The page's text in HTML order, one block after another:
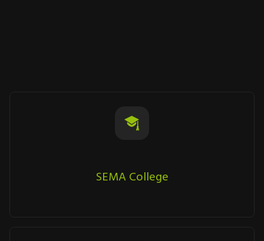
SEMA College